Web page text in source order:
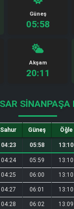
Güneş
05:58
Akşam
20:11
Sahur Güneş Öğle
04:23 05:58 13:10
04:24 05:59 13:10
04:25 06:00 13:10
04:27 06:01 13:10
04:28 06:02 13:09